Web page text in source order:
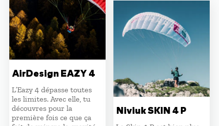
AirDesign EAZY 4
L’Eazy 4 dépasse toutes
les limites. Avec elle, tu
découvres pour la
première fois ce que ça
Niviuk SKIN 4 P